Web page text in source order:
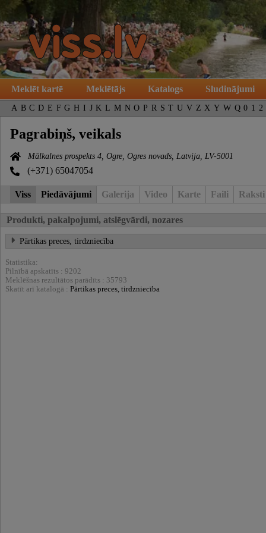
Meklēt kartē Meklētājs Katalogs Sludinājumi
A B C D E F G H I J K L M N O P R S T U V Z X Y W Q 0 1 2
Pagrabiņš, veikals
Mālkalnes prospekts 4, Ogre, Ogres novads, Latvija, LV-5001
(+371) 65047054
Viss Piedāvājumi Galerija Video Karte Faili Raksti
Produkti, pakalpojumi, atslēgvārdi, nozares
Pārtikas preces, tirdzniecība
Statistika:
Pilnībā apskatīts : 9202
Meklēšnas rezultātos parādīts : 35793
Skatīt arī katalogā : Pārtikas preces, tirdzniecība